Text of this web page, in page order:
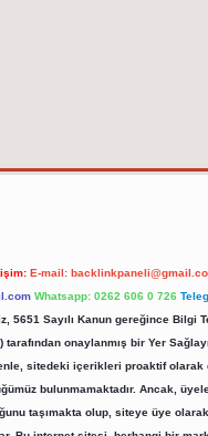
E-mail:
Whatsapp: 0262 606 0 726
5651 Sayılı Kanun gereğince Bilgi
onaylanmış bir Yer
sitedeki içerikleri proaktif olarak
bulunmamaktadır. Ancak,
taşımakta olup, siteye üye